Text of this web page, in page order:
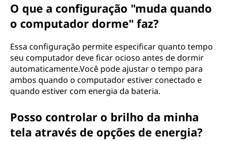
O que a configuração "muda quando
o computador dorme" faz?
Essa configuração permite especificar quanto tempo
seu computador deve ficar ocioso antes de dormir
automaticamente.Você pode ajustar o tempo para
ambos quando o computador estiver conectado e
quando estiver com energia da bateria.
Posso controlar o brilho da minha
tela através de opções de energia?